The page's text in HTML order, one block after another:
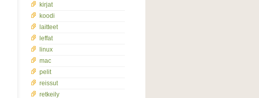
kirjat
koodi
laitteet
leffat
linux
mac
pelit
reissut
retkeily